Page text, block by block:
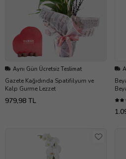
Aynı Gün Ücretsiz Teslimat
Gazete Kağıdında Spatifilyum ve
Kalp Gurme Lezzet
979,98 TL